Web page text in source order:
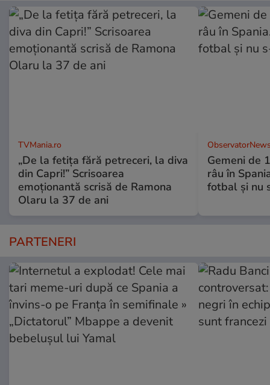
TVMania.ro
„De la fetița fără petreceri, la diva
din Capri!” Scrisoarea
emoționantă scrisă de Ramona
Olaru la 37 de ani
Gemeni de
râu în
fotbal şi nu
PARTENERI